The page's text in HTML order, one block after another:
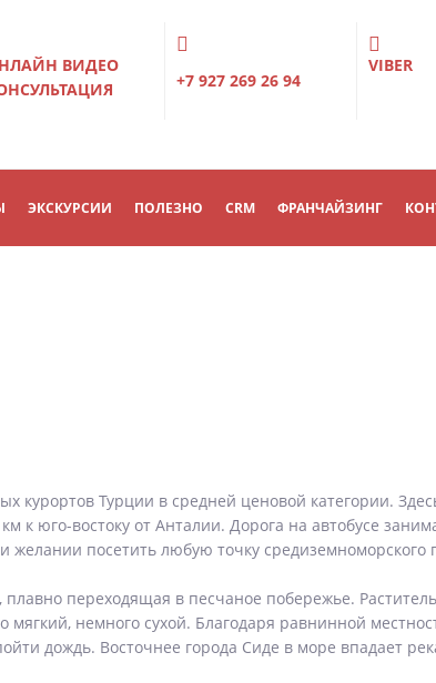
ВИДЕО
+7 927 269 26 94
VIBER
ЭКСКУРСИИ ПОЛЕЗНО CRM ФРАНЧАЙЗИНГ
курортов Турции в средней ценовой категории.
к юго-востоку от Анталии. Дорога на автобусе
желании посетить любую точку средиземноморского
переходящая в песчаное побережье.
мягкий, немного сухой. Благодаря равнинной
дождь. Восточнее города Сиде в море впадает